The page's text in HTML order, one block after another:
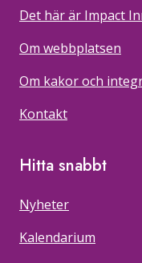
Det här är Impact
Om webbplatsen
Om kakor och
Kontakt
Hitta snabbt
Nyheter
Kalendarium